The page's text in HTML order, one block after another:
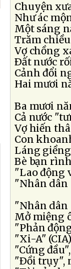
Chuyện
Như ác
Một sáng
Trăm
Vợ chồng
Ðất nước
Cảnh đổi
Hai mươi
Ba mươi
Cả nước
Vợ hiến
Con
Láng
Bè bạn
"Lao động
"Nhân dân
"Nhân dân
Mở miệng
"Phản
"Xi-A"
"Cứng
"Ðồi trụy",